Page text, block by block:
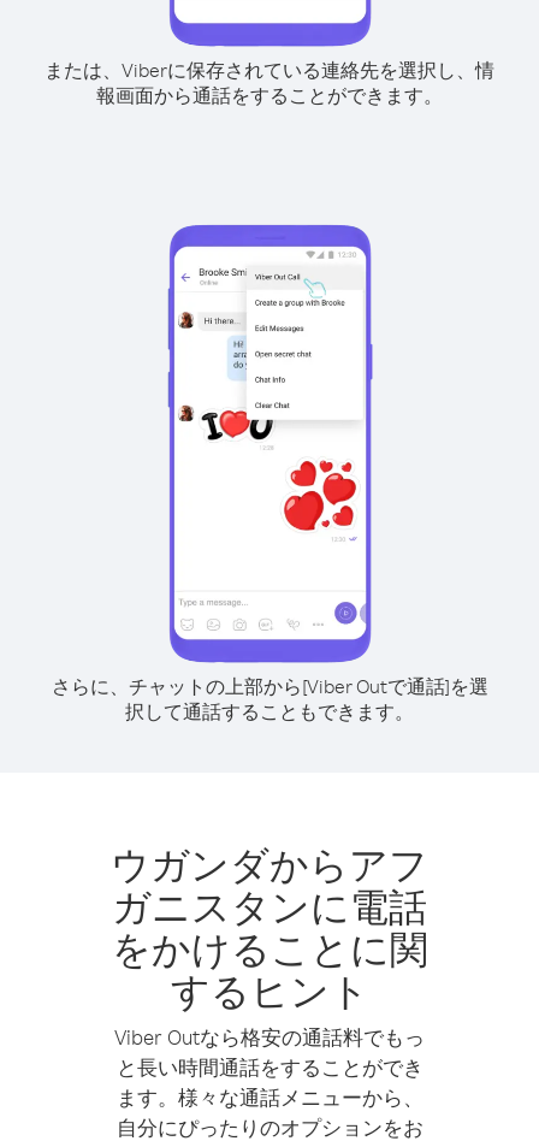
または、Viberに保存されている連絡先を選択し、情
報画面から通話をすることができます。
さらに、チャットの上部から[Viber Outで通話]を選
択して通話することもできます。
ウガンダからアフ
ガニスタンに電話
をかけることに関
するヒント
Viber Outなら格安の通話料でもっ
と長い時間通話をすることができ
ます。様々な通話メニューから、
自分にぴったりのオプションをお